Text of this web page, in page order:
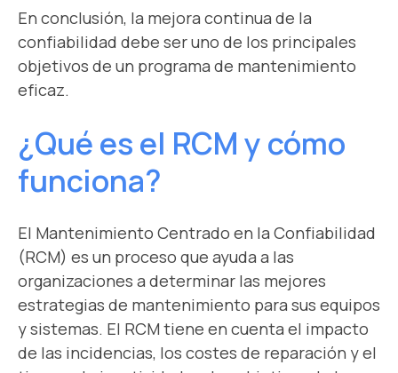
En conclusión, la mejora continua de la
confiabilidad debe ser uno de los principales
objetivos de un programa de mantenimiento
eficaz.
¿Qué es el RCM y cómo
funciona?
El Mantenimiento Centrado en la Confiabilidad
(RCM) es un proceso que ayuda a las
organizaciones a determinar las mejores
estrategias de mantenimiento para sus equipos
y sistemas. El RCM tiene en cuenta el impacto
de las incidencias, los costes de reparación y el